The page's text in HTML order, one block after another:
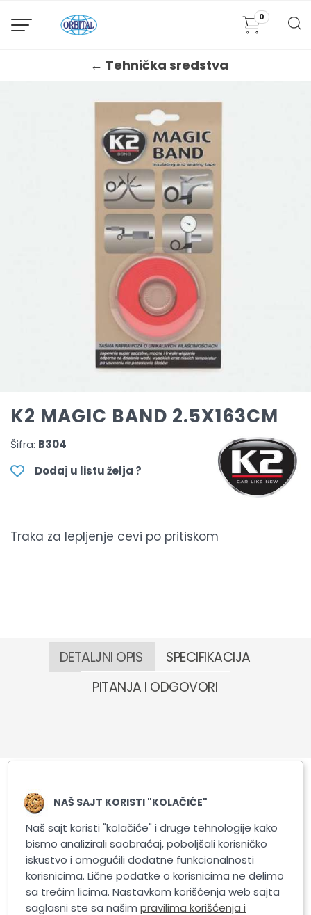
0
← Tehnička sredstva
K2 MAGIC BAND 2.5X163CM
Šifra: B304
Dodaj u listu želja ?
Traka za lepljenje cevi po pritiskom
DETALJNI OPIS
SPECIFIKACIJA
PITANJA I ODGOVORI
NAŠ SAJT KORISTI "KOLAČIĆE"
Naš sajt koristi "kolačiće" i druge tehnologije kako
bismo analizirali saobraćaj, poboljšali korisničko
iskustvo i omogućili dodatne funkcionalnosti
korisnicima. Lične podatke o korisnicima ne delimo
sa trećim licima. Nastavkom korišćenja web sajta
saglasni ste sa našimpravilima korišćenja i